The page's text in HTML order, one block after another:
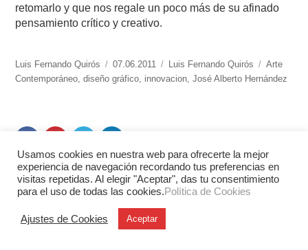
retomarlo y que nos regale un poco más de su afinado
pensamiento crítico y creativo.
https://www.experimenta.es/author/luis-
fernando-
Luis Fernando Quirós
Publicado
el
07.06.2011 Categorías
Luis Fernando Quirós Etiquetas
Arte
Contemporáneo,diseño gráfico, innovacion,José Alberto Hernández
Artículos Relacionados
Usamos cookies en nuestra web para ofrecerte la mejor
experiencia de navegación recordando tus preferencias en
visitas repetidas. Al elegir "Aceptar", das tu consentimiento
para el uso de todas las cookies.Política de Cookies
Ajustes de Cookies Aceptar